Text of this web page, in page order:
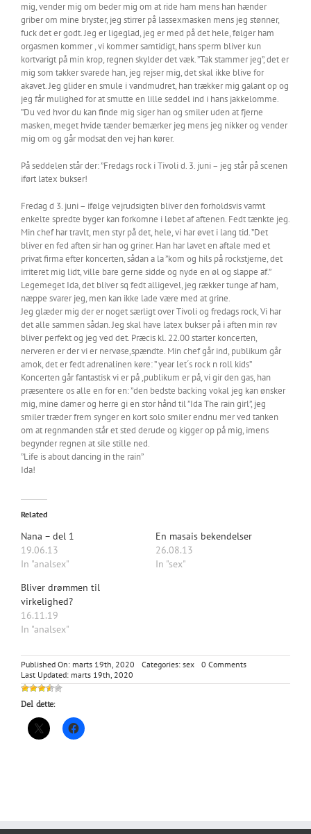
mig, vender mig om beder mig om at ride ham mens han hænder
griber om mine bryster, jeg stirrer på lassexmasken mens jeg stønner,
fuck det er godt. Jeg er ligeglad, jeg er med på det hele, følger ham
orgasmen kommer , vi kommer samtidigt, hans sperm bliver kun
kortvarigt på min krop, regnen skylder det væk. ”Tak stammer jeg”, det er
mig som takker svarede han, jeg rejser mig, det skal ikke blive for
akavet. Jeg glider en smule i vandmudret, han trækker mig galant op og
jeg får mulighed for at smutte en lille seddel ind i hans jakkelomme.
”Du ved hvor du kan finde mig siger han og smiler uden at fjerne
masken, meget hvide tænder bemærker jeg mens jeg nikker og vender
mig om og går modsat den vej han kører.
På seddelen står der: ”Fredags rock i Tivoli d. 3. juni – jeg står på scenen
iført latex bukser!
Fredag d 3. juni – ifølge vejrudsigten bliver den forholdsvis varmt
enkelte spredte byger kan forkomne i løbet af aftenen. Fedt tænkte jeg.
Min chef har travlt, men styr på det, hele, vi har øvet i lang tid. ”Det
bliver en fed aften sir han og griner. Han har lavet en aftale med et
privat firma efter koncerten, sådan a la ”kom og hils på rockstjerne, det
irriteret mig lidt, ville bare gerne sidde og nyde en øl og slappe af.”
Legemeget Ida, det bliver sq fedt alligevel, jeg rækker tunge af ham,
næppe svarer jeg, men kan ikke lade være med at grine.
Jeg glæder mig der er noget særligt over Tivoli og fredags rock, Vi har
det alle sammen sådan. Jeg skal have latex bukser på i aften min røv
bliver perfekt og jeg ved det. Præcis kl. 22.00 starter koncerten,
nerveren er der vi er nervøse,spændte. Min chef går ind, publikum går
amok, det er fedt adrenalinen køre: ” year let´s rock n roll kids”
Koncerten går fantastisk vi er på ,publikum er på, vi gir den gas, han
præsentere os alle en for en: ”den bedste backing vokal jeg kan ønsker
mig, mine damer og herre gi en stor hånd til ”Ida The rain girl”, jeg
smiler træder frem synger en kort solo smiler endnu mer ved tanken
om at regnmanden står et sted derude og kigger op på mig, imens
begynder regnen at sile stille ned.
”Life is about dancing in the rain”
Ida!
Related
Nana – del 1
19.06.13
In "analsex"
En masais bekendelser
26.08.13
In "sex"
Bliver drømmen til
virkelighed?
16.11.19
In "analsex"
Published On: marts 19th, 2020 Categories: sex 0 Commentson
begynder
Last Updated: marts 19th, 2020
Del dette: